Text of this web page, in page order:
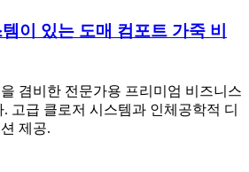
이 있는 도매 컴포트 가죽 비
겸비한 전문가용 프리미엄 비즈니스
고급 클로저 시스템과 인체공학적 디
제공.